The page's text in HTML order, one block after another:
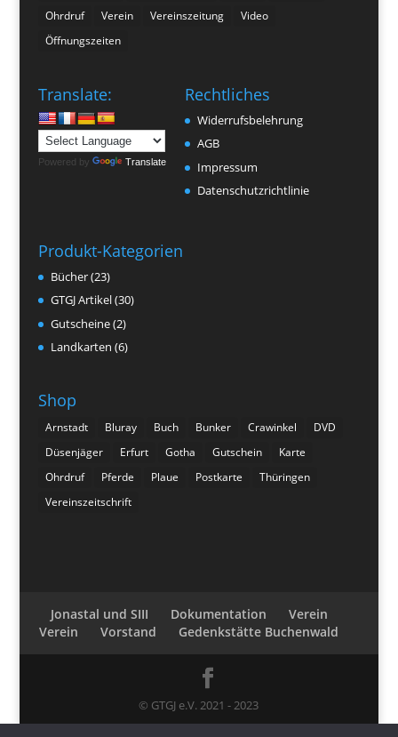
Ohrdruf
Verein Vereinszeitung
Video
Öffnungszeiten
Translate:
Powered by Translate
Rechtliches
Widerrufsbelehrung
AGB
Impressum
Datenschutzrichtlinie
Produkt-Kategorien
Bücher(23)
GTGJ Artikel(30)
Gutscheine(2)
Landkarten (6)
Shop
Arnstadt Bluray Buch Bunker Crawinkel
DVD
Düsenjäger
Erfurt Gotha Gutschein
Karte
Ohrdruf
Pferde Plaue Postkarte
Thüringen
Vereinszeitschrift
Jonastal und SIII Dokumentation
Verein
Verein
Vorstand Gedenkstätte Buchenwald
© GTGJ e.V. 2021 - 2023